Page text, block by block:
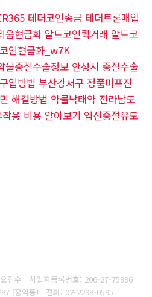
테더코인송금 테더트론매입
움현금화 알트코인퀵거래 알트코
인현금화_w7K
물중절수술정보 안성시 중절수술
입방법 부산강서구 정품미프진
해결방법 약물낙­태약 전라남도
용 비용 알아보기 임신중절유도
진수 사업자등록번호: 206-27-75896
(홍익동) 전화: 02-2298-0595